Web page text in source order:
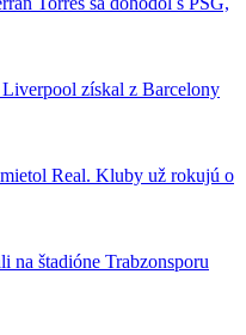
získal z Barcelony
Real. Kluby už rokujú o
na štadióne Trabzonsporu